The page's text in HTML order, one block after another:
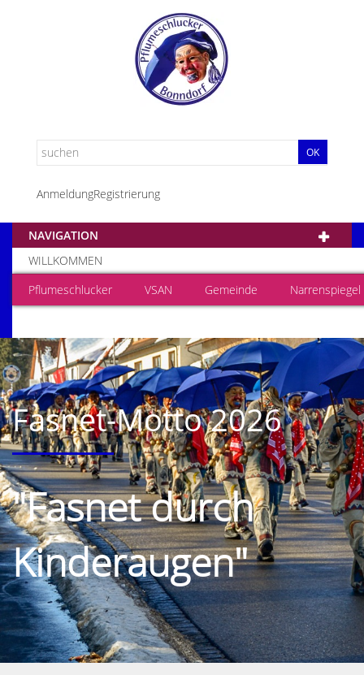
OK
AnmeldungRegistrierung
NAVIGATION
WILLKOMMEN
Pflumeschlucker
VSAN Gemeinde Narrenspiegel
Fasnet-Motto 2026
"Fasnet durch
Kinderaugen"